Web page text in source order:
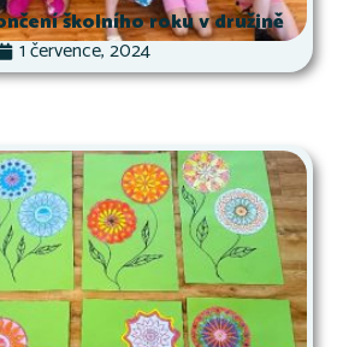
školního roku v družině
1 července, 2024